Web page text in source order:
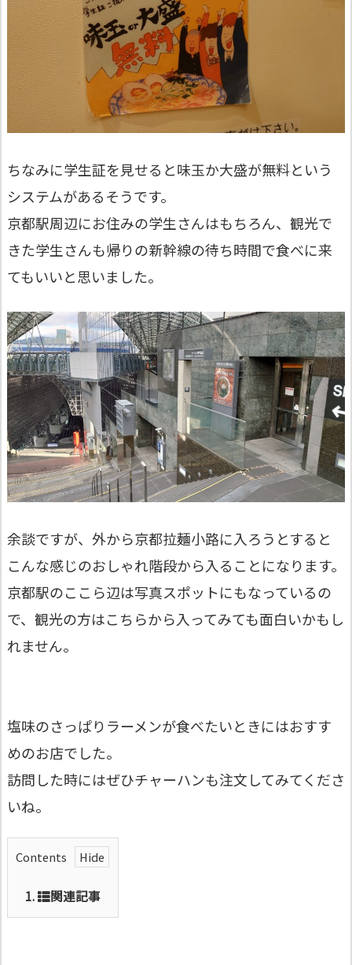
ちなみに学生証を見せると味玉か大盛が無料という
システムがあるそうです。
京都駅周辺にお住みの学生さんはもちろん、観光で
きた学生さんも帰りの新幹線の待ち時間で食べに来
てもいいと思いました。
余談ですが、外から京都拉麺小路に入ろうとすると
こんな感じのおしゃれ階段から入ることになります。
京都駅のここら辺は写真スポットにもなっているの
で、観光の方はこちらから入ってみても面白いかもし
れません。
塩味のさっぱりラーメンが食べたいときにはおすす
めのお店でした。
訪問した時にはぜひチャーハンも注文してみてくださ
いね。
Contents
1. 関連記事